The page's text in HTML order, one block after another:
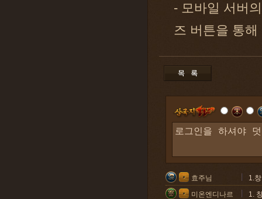
- 모바일 서버
즈 버튼을 통
효주님
1.
미온엔디나르
1.